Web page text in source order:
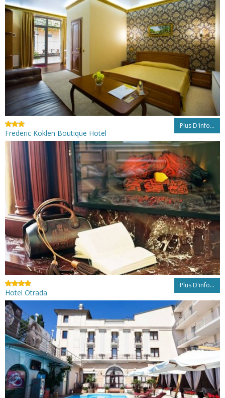
Plus D'info...
Frederic Koklen Boutique Hotel
Plus D'info...
Hotel Otrada